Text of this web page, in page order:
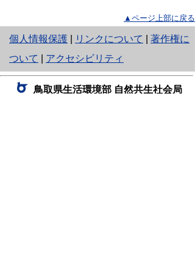
▲ページ上部に戻る
個人情報保護
と
り
ネ
ッ
リンクについて
著作権に
ついて
アクセシビリティ
鳥取県生活環境部 自然共生社会局